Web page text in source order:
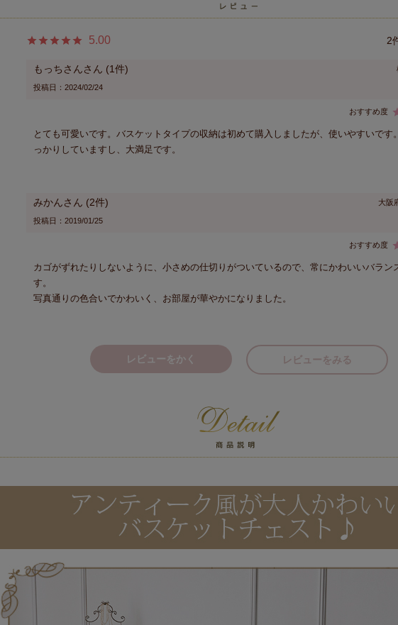
5.00 2
もっちさん 1
投稿日 2024/02/24
とても可愛いです。バスケットタイプの収納は初めて購入しましたが、使いやすいです
っかりしていますし、大満足です。
みかん 2 大阪
投稿日 2019/01/25
カゴがずれたりしないように、小さめの仕切りがついているので、常にかわいいバラン
す。
写真通りの色合いでかわいく、お部屋が華やかになりました。
レビューをかく レビューをみる